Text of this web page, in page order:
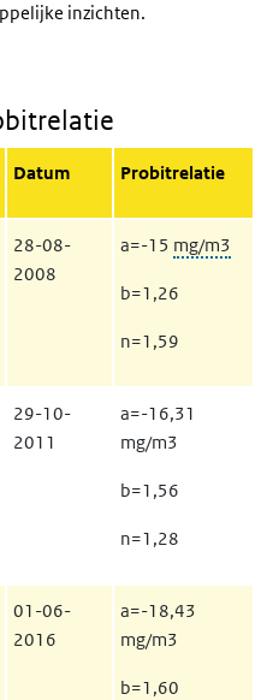
inzichten.
Datum Probitrelatie
28-08-
2008
a=-15 mg/m3
b=1,26
n=1,59
29-10-
2011
a=-16,31
mg/m3
b=1,56
n=1,28
01-06-
2016
a=-18,43
mg/m3
b=1,60